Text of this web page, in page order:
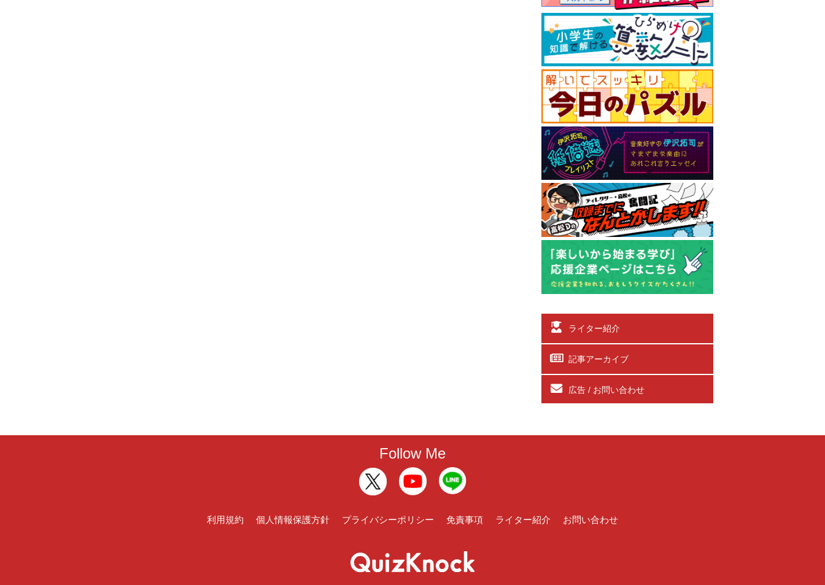
ライター紹介
記事アーカイブ
広告 / お問い合わせ
Follow Me
利用規約 個人情報保護方針 プライバシーポリシー 免責事項 ライター紹介 お問い合わせ